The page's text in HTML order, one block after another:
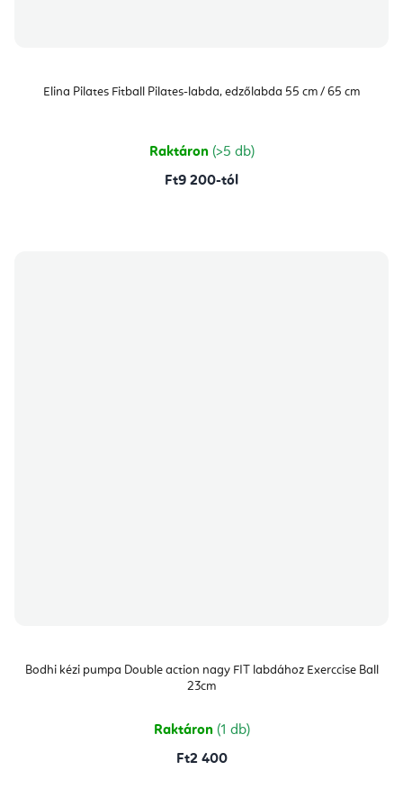
Elina Pilates Fitball Pilates-labda, edzőlabda 55 cm / 65 cm
Raktáron (>5 db)
Ft9 200-tól
Bodhi kézi pumpa Double action nagy FIT labdához Exerccise Ball
23cm
Raktáron (1 db)
Ft2 400